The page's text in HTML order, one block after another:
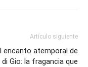
Artículo siguiente
encanto atemporal de
Gio: la fragancia que